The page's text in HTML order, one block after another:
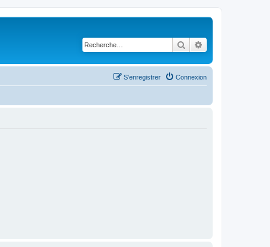
Rechercher
Connexion
S’enregistrer